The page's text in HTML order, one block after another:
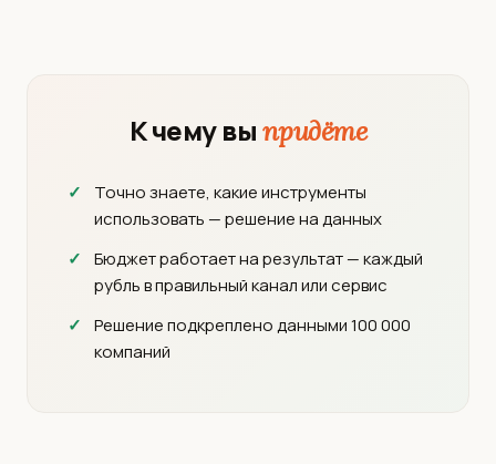
К чему выпридёте
Точно знаете, какие инструменты
использовать — решение на данных
Бюджет работает на результат — каждый
рубль в правильный канал или сервис
Решение подкреплено данными 100 000
компаний